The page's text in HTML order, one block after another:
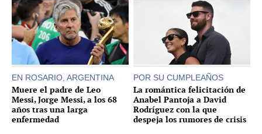
EN ROSARIO, ARGENTINA
Muere el padre de Leo
Messi, Jorge Messi, a los 68
años tras una larga
enfermedad
POR SU CUMPLEAÑOS
La romántica felicitación de
Anabel Pantoja a David
Rodríguez con la que
despeja los rumores de crisis